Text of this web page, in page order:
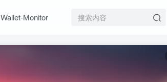
Wallet-Monitor